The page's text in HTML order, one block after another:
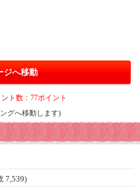
ジへ移動
ト数：77ポイント
グへ移動します)
7,539)